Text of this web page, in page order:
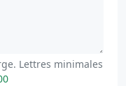
Lettres minimales